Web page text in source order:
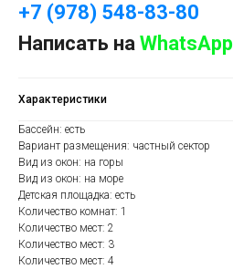
+7 (978) 548-83-80
Написать на WhatsApp
Характеристики
Бассейн: есть
Вариант размещения: частный сектор
Вид из окон: на горы
Вид из окон: на море
Детская площадка: есть
Количество комнат: 1
Количество мест: 2
Количество мест: 3
Количество мест: 4